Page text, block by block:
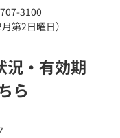
3100
第2日曜日）
況・有効期
ら